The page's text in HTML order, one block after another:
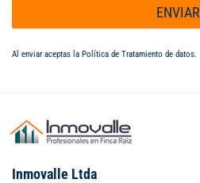
ENVIAR
Al enviar aceptas la Política de Tratamiento de datos.
Inmovalle Ltda